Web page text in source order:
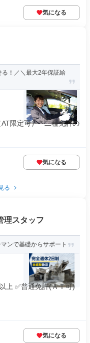
気になる
！／＼最大2年保証給
限定可） * 二種免許の
気になる
る
理スタッフ
ンで基礎からサポート
上 ✅普通免許(ＡＴ可)
気になる